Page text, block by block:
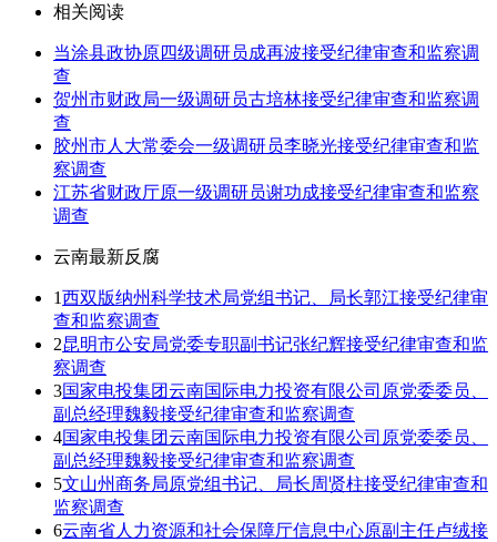
相关阅读
当涂县政协原四级调研员成再波接受纪律审查和监察调
查
贺州市财政局一级调研员古培林接受纪律审查和监察调
查
胶州市人大常委会一级调研员李晓光接受纪律审查和监
察调查
江苏省财政厅原一级调研员谢功成接受纪律审查和监察
调查
云南最新反腐
1西双版纳州科学技术局党组书记、局长郭江接受纪律审
查和监察调查
2昆明市公安局党委专职副书记张纪辉接受纪律审查和监
察调查
3国家电投集团云南国际电力投资有限公司原党委委员、
副总经理魏毅接受纪律审查和监察调查
4国家电投集团云南国际电力投资有限公司原党委委员、
副总经理魏毅接受纪律审查和监察调查
5文山州商务局原党组书记、局长周贤柱接受纪律审查和
监察调查
6云南省人力资源和社会保障厅信息中心原副主任卢绒接